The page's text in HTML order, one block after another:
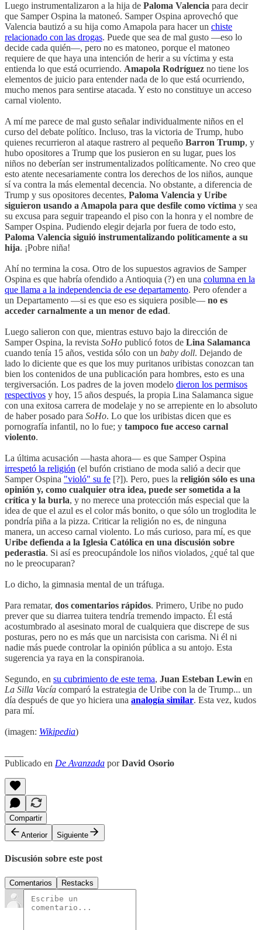
Luego instrumentalizaron a la hija de Paloma Valencia para decir
que Samper Ospina la matoneó. Samper Ospina aprovechó que
Valencia bautizó a su hija como Amapola para hacer un chiste
relacionado con las drogas. Puede que sea de mal gusto —eso lo
decide cada quién—, pero no es matoneo, porque el matoneo
requiere de que haya una intención de herir a su víctima y esta
entienda lo que está ocurriendo. Amapola Rodríguez no tiene los
elementos de juicio para entender nada de lo que está ocurriendo,
mucho menos para sentirse atacada. Y esto no constituye un acceso
carnal violento.
A mí me parece de mal gusto señalar individualmente niños en el
curso del debate político. Incluso, tras la victoria de Trump, hubo
quienes recurrieron al ataque rastrero al pequeño Barron Trump, y
hubo opositores a Trump que los pusieron en su lugar, pues los
niños no deberían ser instrumentalizados políticamente. No creo que
esto atente necesariamente contra los derechos de los niños, aunque
sí va contra la más elemental decencia. No obstante, a diferencia de
Trump y sus opositores decentes, Paloma Valencia y Uribe
siguieron usando a Amapola para que desfile como víctima y sea
su excusa para seguir trapeando el piso con la honra y el nombre de
Samper Ospina. Pudiendo elegir dejarla por fuera de todo esto,
Paloma Valencia siguió instrumentalizando políticamente a su
hija. ¡Pobre niña!
Ahí no termina la cosa. Otro de los supuestos agravios de Samper
Ospina es que habría ofendido a Antioquia (?) en una columna en la
que llama a la independencia de ese departamento. Pero ofender a
un Departamento —si es que eso es siquiera posible— no es
acceder carnalmente a un menor de edad.
Luego salieron con que, mientras estuvo bajo la dirección de
Samper Ospina, la revista SoHo publicó fotos de Lina Salamanca
cuando tenía 15 años, vestida sólo con un baby doll. Dejando de
lado lo diciente que es que los muy puritanos uribistas conozcan tan
bien los contenidos de una publicación para hombres, esto es una
tergiversación. Los padres de la joven modelo dieron los permisos
respectivos y hoy, 15 años después, la propia Lina Salamanca sigue
con una exitosa carrera de modelaje y no se arrepiente en lo absoluto
de haber posado para SoHo. Lo que los uribistas dicen que es
pornografía infantil, no lo fue; y tampoco fue acceso carnal
violento.
La última acusación —hasta ahora— es que Samper Ospina
irrespetó la religión (el bufón cristiano de moda salió a decir que
Samper Ospina "violó" su fe [?]). Pero, pues la religión sólo es una
opinión y, como cualquier otra idea, puede ser sometida a la
crítica y la burla, y no merece una protección más especial que la
idea de que el azul es el color más bonito, o que sólo un troglodita le
pondría piña a la pizza. Criticar la religión no es, de ninguna
manera, un acceso carnal violento. Lo más curioso, para mí, es que
Uribe defienda a la Iglesia Católica en una discusión sobre
pederastia. Si así es preocupándole los niños violados, ¿qué tal que
no le preocuparan?
Lo dicho, la gimnasia mental de un tráfuga.
Para rematar, dos comentarios rápidos. Primero, Uribe no pudo
prever que su diarrea tuitera tendría tremendo impacto. Él está
acostumbrado al asesinato moral de cualquiera que discrepe de sus
posturas, pero no es más que un narcisista con carisma. Ni él ni
nadie más puede controlar la opinión pública a su antojo. Esta
sugerencia ya raya en la conspiranoia.
Segundo, en su cubrimiento de este tema, Juan Esteban Lewin en
La Silla Vacía comparó la estrategia de Uribe con la de Trump... un
día después de que yo hiciera una analogía similar. Esta vez, kudos
para mí.
(imagen: Wikipedia)
Publicado en De Avanzada porDavid Osorio
Compartir
Anterior
Siguiente
Discusión sobre este post
Comentarios Restacks